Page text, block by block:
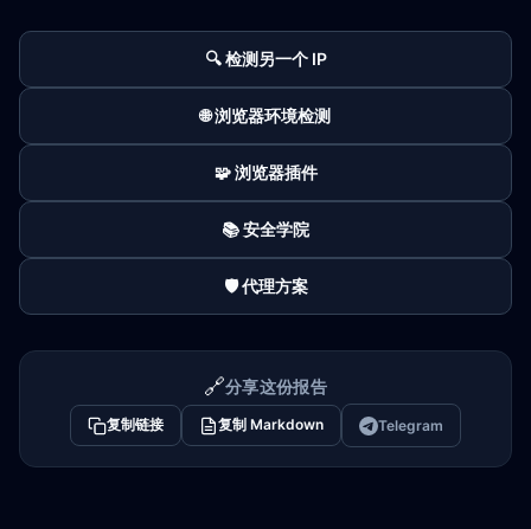
🔍 检测另一个 IP
🌐 浏览器环境检测
🧩 浏览器插件
📚 安全学院
🛡️ 代理方案
🔗分享这份报告
复制链接 复制 Markdown Telegram